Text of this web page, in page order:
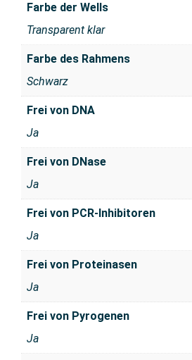
Farbe der Wells
Transparent klar
Farbe des Rahmens
Schwarz
Frei von DNA
Ja
Frei von DNase
Ja
Frei von PCR-Inhibitoren
Ja
Frei von Proteinasen
Ja
Frei von Pyrogenen
Ja